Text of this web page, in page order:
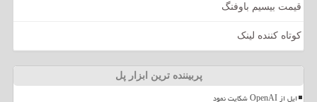
قیمت بیسیم باوفنگ
کوتاه کننده لینک
پربیننده ترین ابزار پل
اپل از OpenAI شکایت نمود